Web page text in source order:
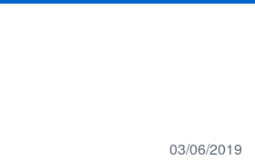
03/06/2019